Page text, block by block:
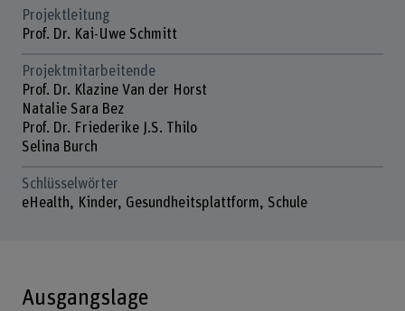
Projektleitung
Prof. Dr. Kai-Uwe Schmitt
Projektmitarbeitende
Prof. Dr. Klazine Van der Horst
Natalie Sara Bez
Prof. Dr. Friederike J.S. Thilo
Selina Burch
Schlüsselwörter
eHealth, Kinder, Gesundheitsplattform, Schule
Ausgangslage